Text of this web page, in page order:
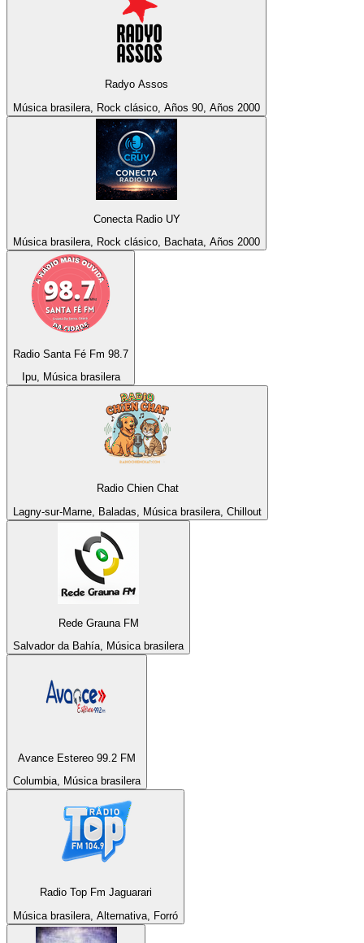
Radyo Assos
Música brasilera, Rock clásico, Años 90, Años 2000
Conecta Radio UY
Música brasilera, Rock clásico, Bachata, Años 2000
Radio Santa Fé Fm 98.7
Ipu, Música brasilera
Radio Chien Chat
Lagny-sur-Marne, Baladas, Música brasilera, Chillout
Rede Grauna FM
Salvador da Bahía, Música brasilera
Avance Estereo 99.2 FM
Columbia, Música brasilera
Radio Top Fm Jaguarari
Música brasilera, Alternativa, Forró